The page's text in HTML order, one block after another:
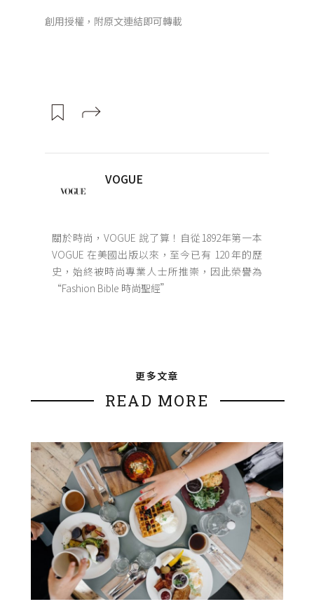
創用授權，附原文連結即可轉載
VOGUE
關於時尚，VOGUE 說了算！自從1892年第一本
VOGUE 在美國出版以來，至今已有 120 年的歷
史，始終被時尚專業人士所推崇，因此榮譽為
“Fashion Bible 時尚聖經”
更多文章
READ MORE